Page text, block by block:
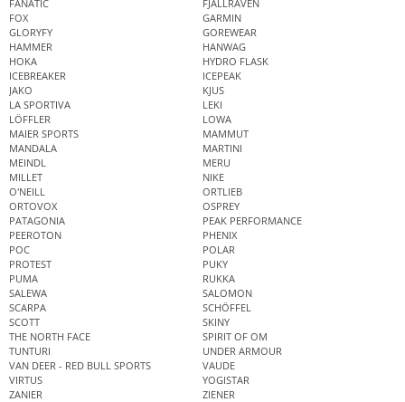
FANATIC
FJÄLLRÄVEN
FOX
GARMIN
GLORYFY
GOREWEAR
HAMMER
HANWAG
HOKA
HYDRO FLASK
ICEBREAKER
ICEPEAK
JAKO
KJUS
LA SPORTIVA
LEKI
LÖFFLER
LOWA
MAIER SPORTS
MAMMUT
MANDALA
MARTINI
MEINDL
MERU
MILLET
NIKE
O'NEILL
ORTLIEB
ORTOVOX
OSPREY
PATAGONIA
PEAK PERFORMANCE
PEEROTON
PHENIX
POC
POLAR
PROTEST
PUKY
PUMA
RUKKA
SALEWA
SALOMON
SCARPA
SCHÖFFEL
SCOTT
SKINY
THE NORTH FACE
SPIRIT OF OM
TUNTURI
UNDER ARMOUR
VAN DEER - RED BULL SPORTS
VAUDE
VIRTUS
YOGISTAR
ZANIER
ZIENER